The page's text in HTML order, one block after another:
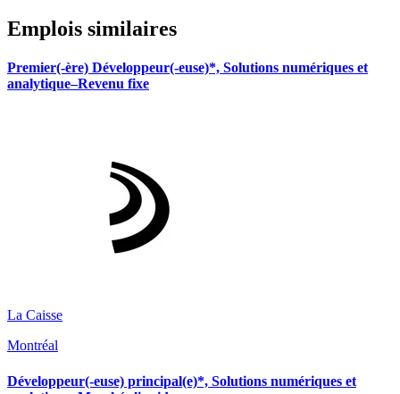
Emplois similaires
Premier(-ère) Développeur(-euse)*, Solutions numériques et
analytique–Revenu fixe
La Caisse
Montréal
Développeur(-euse) principal(e)*, Solutions numériques et